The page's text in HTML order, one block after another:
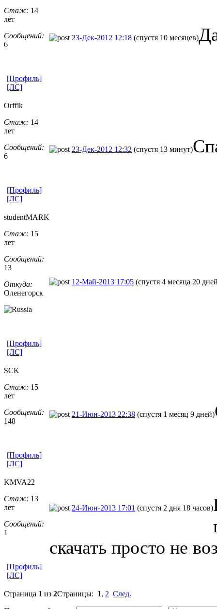
Стаж: 14
лет
Сообщений:
6
23-Дек-2012 12:18 (спустя 10 месяцев)
[Профиль]
[ЛС]
Orffik
Стаж: 14
лет
Сообщений:
6
23-Дек-2012 12:32 (спустя 13 минут)
[Профиль]
[ЛС]
studentMARK
Стаж: 15
лет
Сообщений:
13
Откуда:
Оленегорск
12-Май-2013 17:05 (спустя 4 месяца 20
[Профиль]
[ЛС]
SCK
Стаж: 15
лет
Сообщений:
148
21-Июн-2013 22:38 (спустя 1 месяц 9 дней)
[Профиль]
[ЛС]
KMVA22
Стаж: 13
лет
Сообщений:
1
24-Июн-2013 17:01 (спустя 2 дня 18 часов)
скачать просто не
[Профиль]
[ЛС]
Страница 1 из 2Страницы: 1, 2 След.